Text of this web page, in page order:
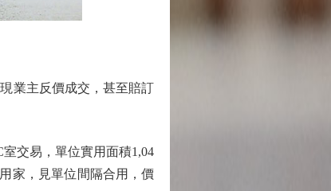
業主反價成交，甚至賠訂
交易，單位實用面積1,04
家，見單位間隔合用，價